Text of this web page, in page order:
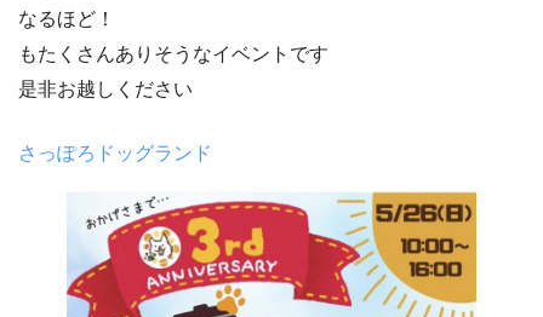
なるほど！
もたくさんありそうなイベントです
是非お越しください
さっぽろドッグランド